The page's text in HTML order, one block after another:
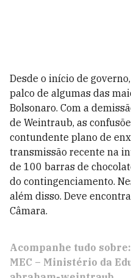
Desde o início de
palco de algumas das
Bolsonaro. Com a
de Weintraub, as
contundente plano de
transmissão recente na
de 100 barras de
do contingenciamento.
além disso. Deve
Câmara.
Acompanhe tudo sobre:
MEC – Ministério da